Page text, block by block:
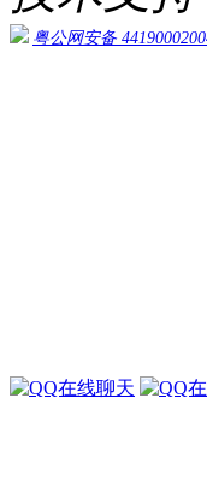
粤公网安备